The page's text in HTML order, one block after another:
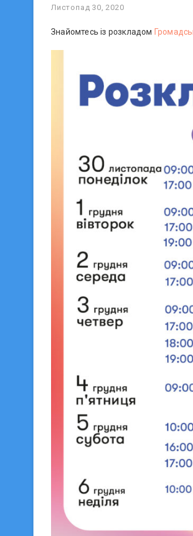
Листопад 30, 2020
Знайомтесь із розкладом